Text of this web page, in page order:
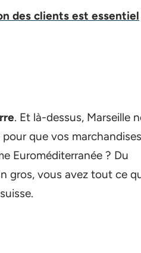
des clients est essentiel
. Et là-dessus, Marseille
que vos marchandises
Euroméditerranée ? Du
gros, vous avez tout ce